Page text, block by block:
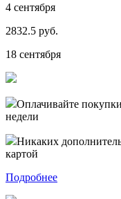
4 сентября
2832.5 руб.
18 сентября
Оплачивайте
недели
Никаких
картой
Подробнее